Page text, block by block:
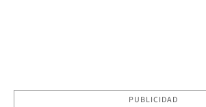
PUBLICIDAD